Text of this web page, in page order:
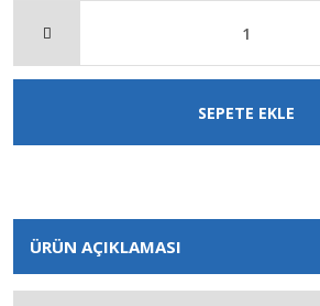
SEPETE EKLE
ÜRÜN AÇIKLAMASI